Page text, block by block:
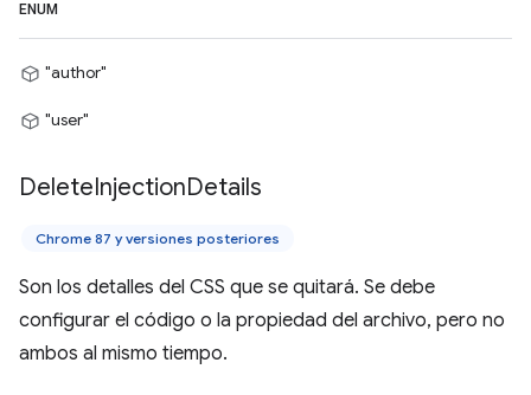
ENUM
"author"
"user"
DeleteInjectionDetails
Chrome 87 y versiones posteriores
Son los detalles del CSS que se quitará. Se debe
configurar el código o la propiedad del archivo, pero no
ambos al mismo tiempo.